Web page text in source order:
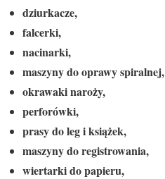
dziurkacze,
falcerki,
nacinarki,
maszyny do oprawy spiralnej,
okrawaki naroży,
perforówki,
prasy do leg i książek,
maszyny do registrowania,
wiertarki do papieru,